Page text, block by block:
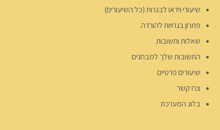
שיעורי וידאו לבגרות (כל השיעורים)
פתרון בגרויות להורדה
שאלות ותשובות
התשובות שלך למבחנים
שיעורים פרטיים
צרו קשר
בלוג המערכת